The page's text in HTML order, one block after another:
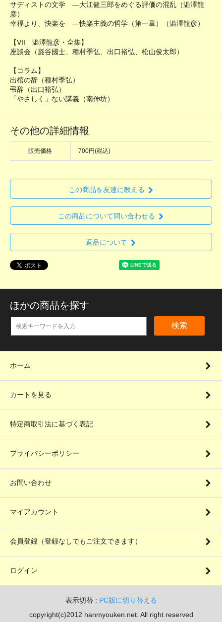
サディストの文学 ―大江健三郎をめぐる評価の混乱（澁澤龍
彦）
幸福より、快楽を ―快楽主義の哲学（第一章）（澁澤龍彦）
【VII 澁澤龍彦・全集】
座談会（巌谷國士、種村季弘、出口裕弘、松山俊太郎）
【コラム】
出棺の辞（種村季弘）
弔辞（出口裕弘）
「やさしく」ない講義（南伸坊）
その他の詳細情報
販売価格 700円(税込)
この商品を友達に教える
この商品について問い合わせる
返品について
ほかの商品を探す
検索
ホーム
カートを見る
特定商取引法に基づく表記
プライバシーポリシー
お問い合わせ
マイアカウント
会員登録（登録なしでもご注文できます）
ログイン
表示切替 : PC版に切り替える
copyright(c)2012 hanmyouken.net. All right reserved